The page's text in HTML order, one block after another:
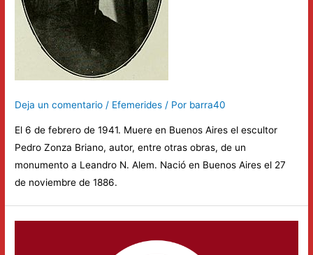
Deja un comentario / Efemerides / Por barra40
El 6 de febrero de 1941. Muere en Buenos Aires el escultor
Pedro Zonza Briano, autor, entre otras obras, de un
monumento a Leandro N. Alem. Nació en Buenos Aires el 27
de noviembre de 1886.